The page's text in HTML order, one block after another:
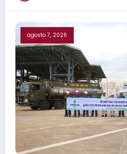
agosto 7, 2026